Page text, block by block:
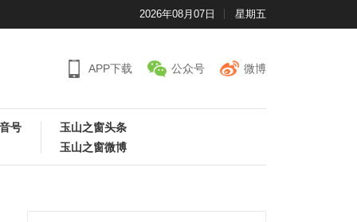
2026年08月07日 星期五
APP下载 公众号 微博
号
玉山之窗头条
玉山之窗微博